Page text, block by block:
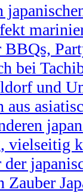
BBQs,
bei
und
vielseitig